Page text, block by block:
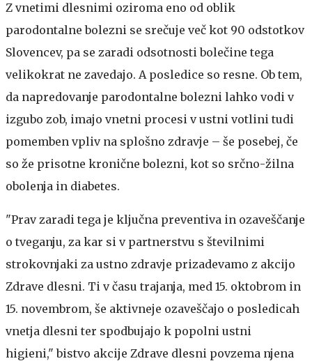
Z vnetimi dlesnimi oziroma eno od oblik
parodontalne bolezni se srečuje več kot 90 odstotkov
Slovencev, pa se zaradi odsotnosti bolečine tega
velikokrat ne zavedajo. A posledice so resne. Ob tem,
da napredovanje parodontalne bolezni lahko vodi v
izgubo zob, imajo vnetni procesi v ustni votlini tudi
pomemben vpliv na splošno zdravje – še posebej, če
so že prisotne kronične bolezni, kot so srčno-žilna
obolenja in diabetes.
"Prav zaradi tega je ključna preventiva in ozaveščanje
o tveganju, za kar si v partnerstvu s številnimi
strokovnjaki za ustno zdravje prizadevamo z akcijo
Zdrave dlesni. Ti v času trajanja, med 15. oktobrom in
15. novembrom, še aktivneje ozaveščajo o posledicah
vnetja dlesni ter spodbujajo k popolni ustni
higieni," bistvo akcije Zdrave dlesni povzema njena